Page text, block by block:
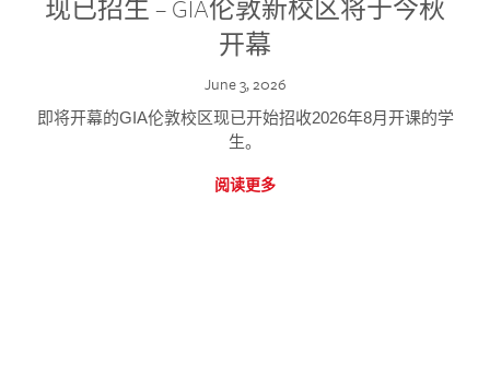
现已招生 – GIA伦敦新校区将于今秋
开幕
June 3, 2026
即将开幕的GIA伦敦校区现已开始招收2026年8月开课的学
生。
阅读更多